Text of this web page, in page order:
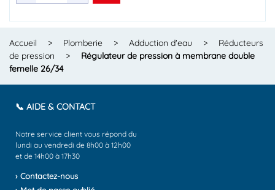
Accueil > Plomberie > Adduction d'eau >
Réducteurs
de pression
>
Régulateur de pression à membrane double
femelle 26/34
📞 AIDE & CONTACT
Notre service client vous répond du
lundi au vendredi de 8h00 à 12h00
et de 14h00 à 17h30
› Contactez-nous